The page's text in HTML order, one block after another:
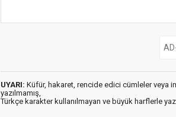
UYARI: Küfür, hakaret, rencide edici cümleler veya
yazılmamış,
Türkçe karakter kullanılmayan ve büyük harflerle